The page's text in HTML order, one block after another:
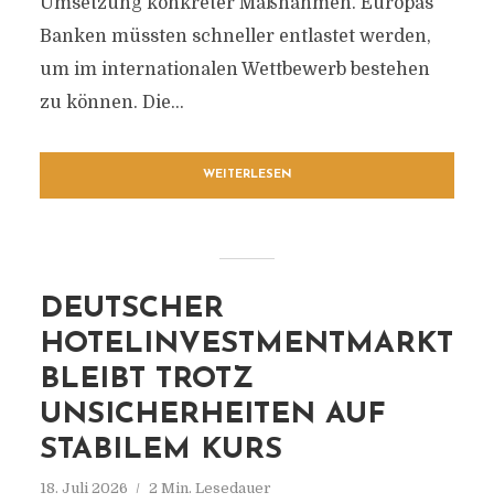
Banken müssten schneller entlastet werden,
um im internationalen Wettbewerb bestehen
zu können. Die...
WEITERLESEN
DEUTSCHER
HOTELINVESTMENTMARKT
BLEIBT TROTZ
UNSICHERHEITEN AUF
STABILEM KURS
18. Juli 2026 2 Min. Lesedauer